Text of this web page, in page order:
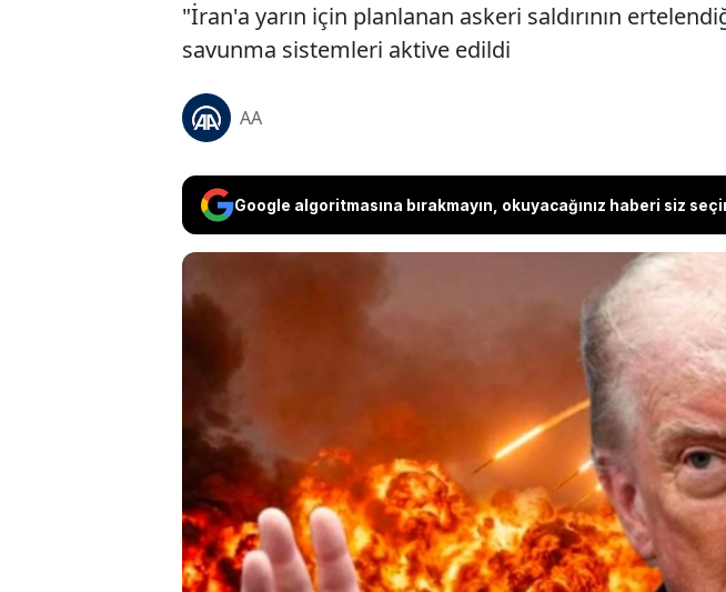
"İran'a yarın için planlanan askeri saldırının
savunma sistemleri aktive edildi
AA
Google algoritmasına bırakmayın, okuyacağınız haberi siz
ABD Başkanı Donald Trump, Birleşik
Suudi Arabistan liderlerinin talebi
planlanan askeri saldırının
İsfahan'daki ve Keşm Adasında hava
edildi